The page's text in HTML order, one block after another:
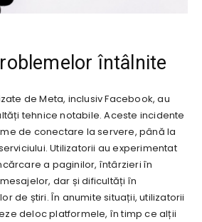
întâlnite
de Meta, inclusiv Facebook, au
tehnice notabile. Aceste incidente
de conectare la servere, până la
Utilizatorii au experimentat
a paginilor, întârzieri în
dar și dificultăți în
de știri. În anumite situații, utilizatorii
deloc platformele, în timp ce alții